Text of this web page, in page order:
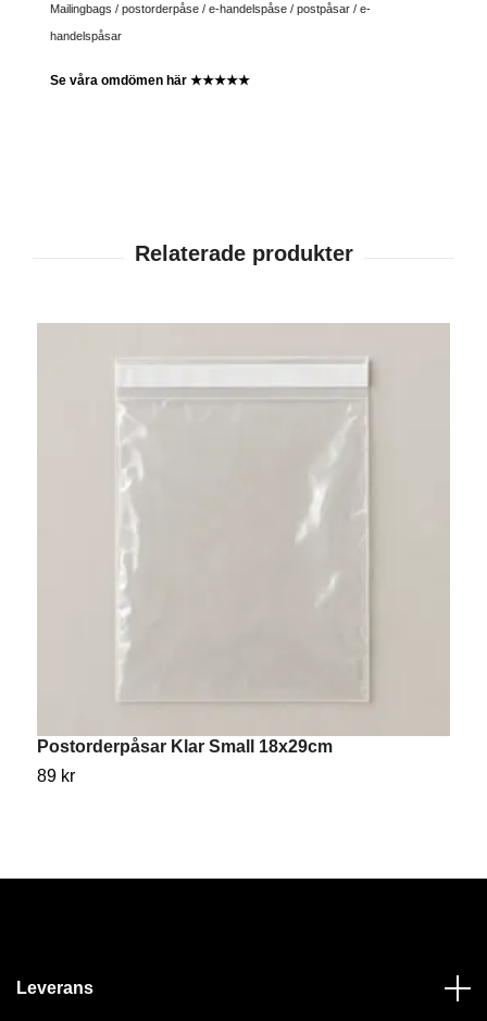
Mailingbags / postorderpåse / e-handelspåse / postpåsar / e-
handelspåsar
Se våra omdömen här ★★★★★
Postorderpåsar Klar Small 18x29cm
89 kr
Leverans